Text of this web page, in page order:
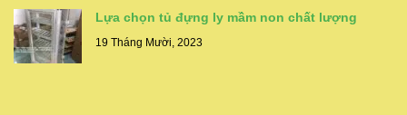
Lựa chọn tủ đựng ly mầm non chất lượng
19 Tháng Mười, 2023